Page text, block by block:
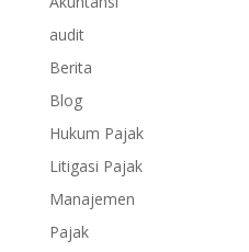
audit
Berita
Blog
Hukum Pajak
Litigasi Pajak
Manajemen
Pajak